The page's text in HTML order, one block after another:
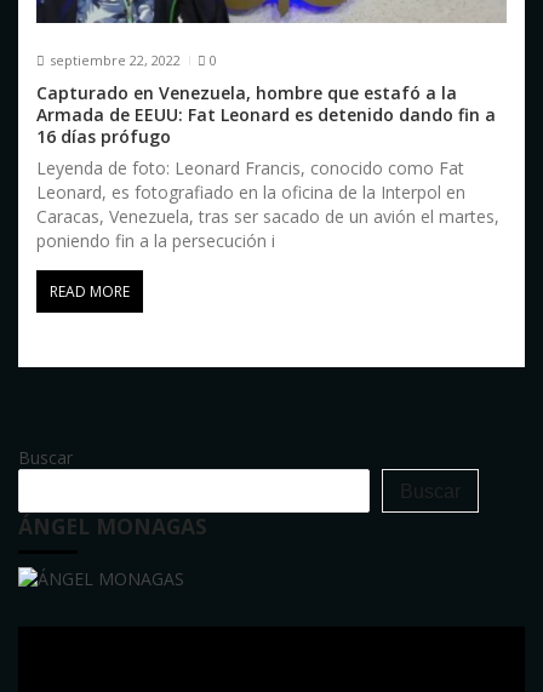
septiembre 22, 2022 0
Capturado en Venezuela, hombre que estafó a la
Armada de EEUU: Fat Leonard es detenido dando fin a
16 días prófugo
Leyenda de foto: Leonard Francis, conocido como Fat
Leonard, es fotografiado en la oficina de la Interpol en
Caracas, Venezuela, tras ser sacado de un avión el martes,
poniendo fin a la persecución i
READ MORE
Buscar
Buscar
ÁNGEL MONAGAS